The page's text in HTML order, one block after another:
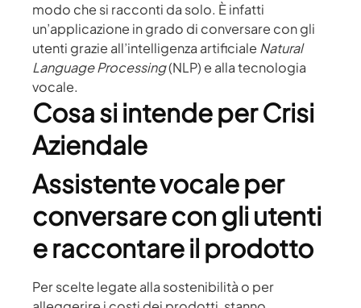
modo che si racconti da solo. È infatti
un’applicazione in grado di conversare con gli
utenti grazie all’intelligenza artificiale Natural
Language Processing(NLP) e alla tecnologia
vocale.
Cosa si intende per Crisi
Aziendale
Assistente vocale per
conversare con gli utenti
e raccontare il prodotto
Per scelte legate alla sostenibilità o per